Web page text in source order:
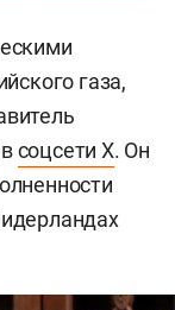
газа,
всоцсети X. Он